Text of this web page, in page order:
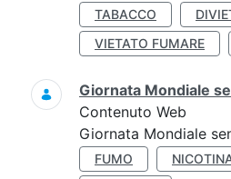
TABACCO
VIETATO FUMARE
Giornata Mondiale
Contenuto Web
Giornata Mondiale
FUMO